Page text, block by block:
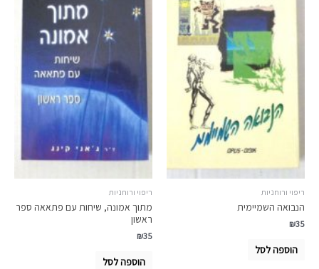
ריפוי ורוחניות
הנבואה השמיימית
₪35
הוספה לסל
ריפוי ורוחניות
מתוך אמונה, שיחות עם פתאאה ספר
ראשון
₪35
הוספה לסל